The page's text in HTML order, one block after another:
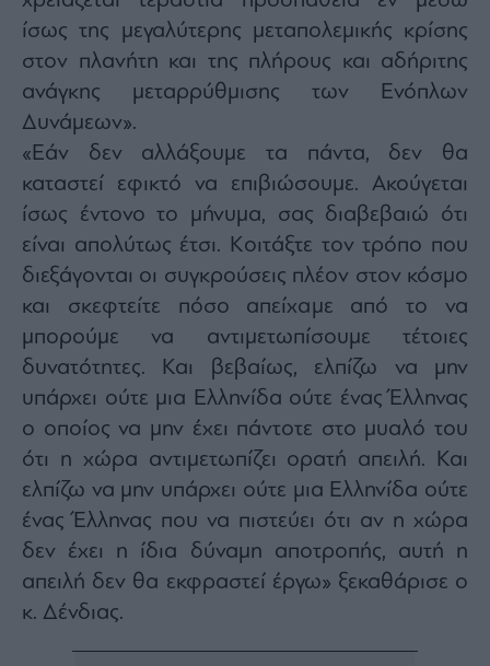
ίσως της μεγαλύτερης μεταπολεμικής κρίσης
στον πλανήτη και της πλήρους και αδήριτης
ανάγκης μεταρρύθμισης των Ενόπλων
Δυνάμεων».
«Εάν δεν αλλάξουμε τα πάντα, δεν θα
καταστεί εφικτό να επιβιώσουμε. Ακούγεται
ίσως έντονο το μήνυμα, σας διαβεβαιώ ότι
είναι απολύτως έτσι. Κοιτάξτε τον τρόπο που
διεξάγονται οι συγκρούσεις πλέον στον κόσμο
και σκεφτείτε πόσο απείχαμε από το να
μπορούμε να αντιμετωπίσουμε τέτοιες
δυνατότητες. Και βεβαίως, ελπίζω να μην
υπάρχει ούτε μια Ελληνίδα ούτε ένας Έλληνας
ο οποίος να μην έχει πάντοτε στο μυαλό του
ότι η χώρα αντιμετωπίζει ορατή απειλή. Και
ελπίζω να μην υπάρχει ούτε μια Ελληνίδα ούτε
ένας Έλληνας που να πιστεύει ότι αν η χώρα
δεν έχει η ίδια δύναμη αποτροπής, αυτή η
απειλή δεν θα εκφραστεί έργω» ξεκαθάρισε ο
κ. Δένδιας.